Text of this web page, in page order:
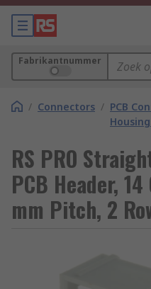
Fabrikantnummer
/ Connectors / PCB
RS PRO
PCB Header,
mm Pitch, 2